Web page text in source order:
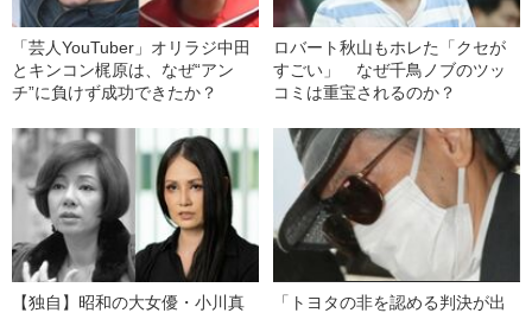
「芸人YouTuber」オリラジ中田
とキンコン梶原は、なぜ“アン
チ”に負けず成功できたか？
ロバート秋山もホレた「クセが
すごい」 なぜ千鳥ノブのツッ
コミは重宝されるのか？
【独自】昭和の大女優・小川真
「トヨタの非を認める判決が出